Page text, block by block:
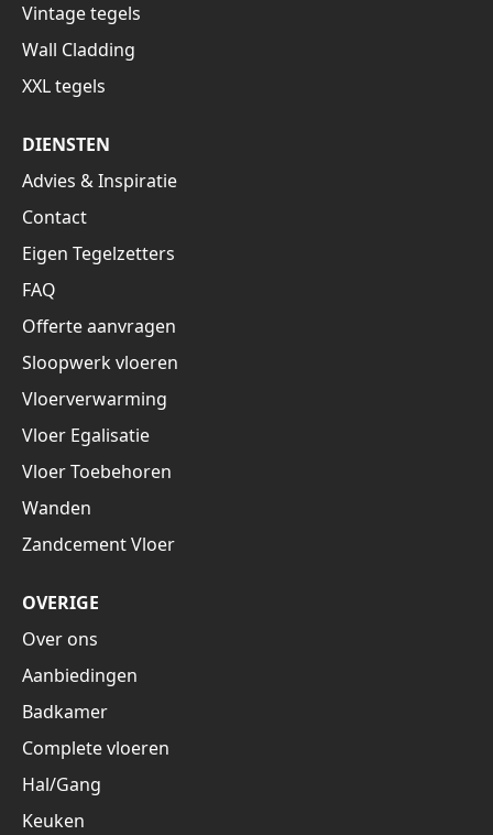
Vintage tegels
Wall Cladding
XXL tegels
DIENSTEN
Advies & Inspiratie
Contact
Eigen Tegelzetters
FAQ
Offerte aanvragen
Sloopwerk vloeren
Vloerverwarming
Vloer Egalisatie
Vloer Toebehoren
Wanden
Zandcement Vloer
OVERIGE
Over ons
Aanbiedingen
Badkamer
Complete vloeren
Hal/Gang
Keuken